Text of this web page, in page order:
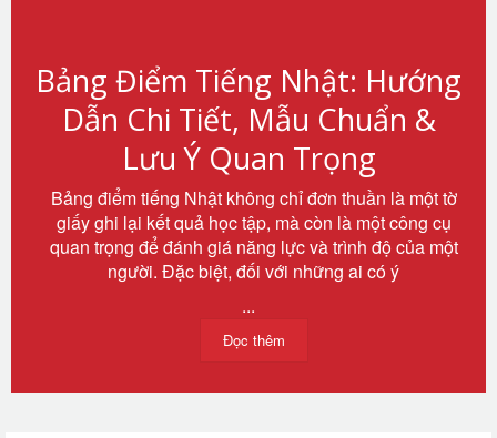
Bảng Điểm Tiếng Nhật: Hướng
Dẫn Chi Tiết, Mẫu Chuẩn &
Lưu Ý Quan Trọng
Bảng điểm tiếng Nhật không chỉ đơn thuần là một tờ
giấy ghi lại kết quả học tập, mà còn là một công cụ
quan trọng để đánh giá năng lực và trình độ của một
người. Đặc biệt, đối với những ai có ý
...
Đọc thêm